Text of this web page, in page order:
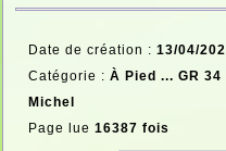
Date de création : 13/04/
Catégorie : À Pied ... GR
Michel
Page lue 16387 fois